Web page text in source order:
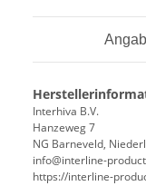
Interhiva B.V.
Hanzeweg 7
NG Barneveld,
info@interline-
https://interline-